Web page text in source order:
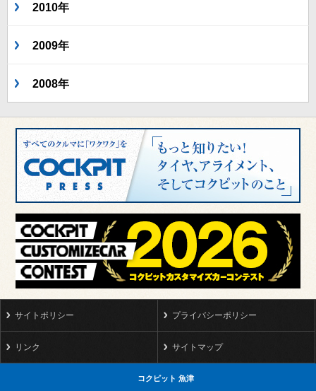
2010年
2009年
2008年
サイトポリシー プライバシーポリシー
リンク サイトマップ
コクピット 魚津